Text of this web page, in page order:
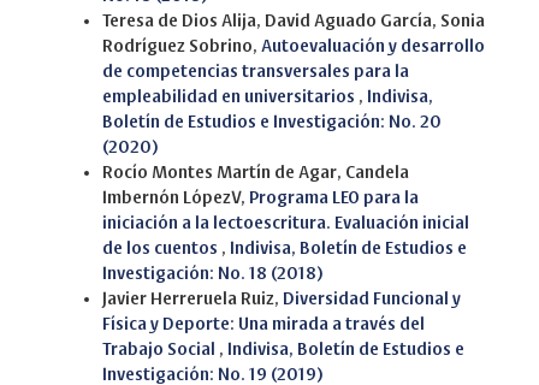
Teresa de Dios Alija, David Aguado García, Sonia
Rodríguez Sobrino, Autoevaluación y desarrollo
de competencias transversales para la
empleabilidad en universitarios , Indivisa,
Boletín de Estudios e Investigación: No. 20
(2020)
Rocío Montes Martín de Agar, Candela
Imbernón LópezV, Programa LEO para la
iniciación a la lectoescritura. Evaluación inicial
de los cuentos , Indivisa, Boletín de Estudios e
Investigación: No. 18 (2018)
Javier Herreruela Ruiz, Diversidad Funcional y
Física y Deporte: Una mirada a través del
Trabajo Social , Indivisa, Boletín de Estudios e
Investigación: No. 19 (2019)